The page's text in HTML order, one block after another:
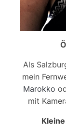
Als
mein
Marokko
mit